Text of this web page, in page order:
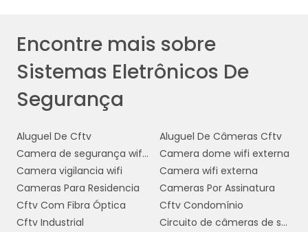
Encontre mais sobre
Sistemas Eletrônicos De
Segurança
Aluguel De Cftv
Aluguel De Câmeras Cftv
Camera de segurança wifi com audio
Camera dome wifi externa
Camera vigilancia wifi
Camera wifi externa
Cameras Para Residencia
Cameras Por Assinatura
Cftv Com Fibra Óptica
Cftv Condomínio
Cftv Industrial
Circuito de câmeras de segurança